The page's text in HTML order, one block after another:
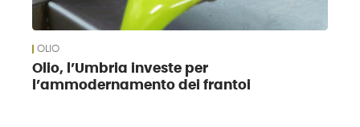
OLIO
Olio, l’Umbria investe per
l’ammodernamento dei frantoi